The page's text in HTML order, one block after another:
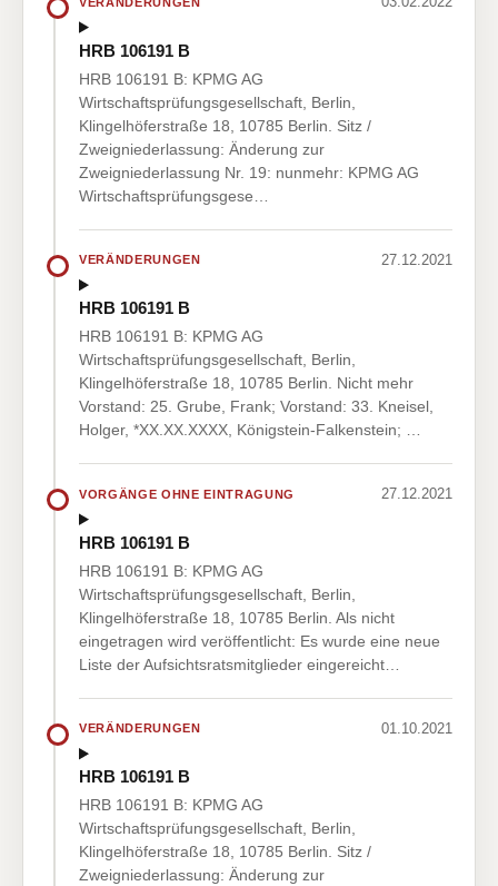
HRB 106191 B
HRB 106191 B: KPMG AG
Wirtschaftsprüfungsgesellschaft, Berlin,
Klingelhöferstraße 18, 10785 Berlin. Sitz /
Zweigniederlassung: Änderung zur
Zweigniederlassung Nr. 19: nunmehr: KPMG AG
Wirtschaftsprüfungsgese…
VERÄNDERUNGEN 27.12.2021
HRB 106191 B
HRB 106191 B: KPMG AG
Wirtschaftsprüfungsgesellschaft, Berlin,
Klingelhöferstraße 18, 10785 Berlin. Nicht mehr
Vorstand: 25. Grube, Frank; Vorstand: 33. Kneisel,
Holger, *XX.XX.XXXX, Königstein-Falkenstein; …
VORGÄNGE OHNE EINTRAGUNG 27.12.2021
HRB 106191 B
HRB 106191 B: KPMG AG
Wirtschaftsprüfungsgesellschaft, Berlin,
Klingelhöferstraße 18, 10785 Berlin. Als nicht
eingetragen wird veröffentlicht: Es wurde eine neue
Liste der Aufsichtsratsmitglieder eingereicht…
VERÄNDERUNGEN 01.10.2021
HRB 106191 B
HRB 106191 B: KPMG AG
Wirtschaftsprüfungsgesellschaft, Berlin,
Klingelhöferstraße 18, 10785 Berlin. Sitz /
Zweigniederlassung: Änderung zur